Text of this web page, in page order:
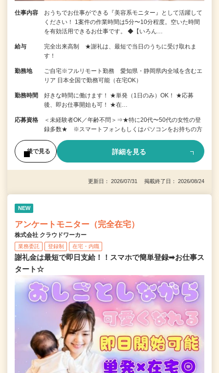
仕事内容
おうちでお仕事ができる『美容系モニター』として活躍して
ください！ 1案件の作業時間は5分〜10分程度。空いた時間
を有効活用できるお仕事です。 ◆【いろん…
給与
完全出来高制 ★謝礼は、最短で当日のうちに受け取れま
す！
勤務地
ご自宅※フルリモート勤務 愛知県・静岡県内全域を含むエ
リア 日本全国で勤務可能（在宅OK）
勤務時間
好きな時間に働けます！ ★単発（1日のみ）OK！ ★応募
後、即お仕事開始も可！ ★在…
応募資格
＜未経験者OK／年齢不問＞⇒★特に20代〜50代の女性の登
録多数★ ※スマートフォンもしくはパソコンをお持ちの方
後で見る 詳細を見る
更新日： 2026/07/31 掲載終了日： 2026/08/24
NEW
アンケートモニター（完全在宅）
株式会社 クラウドワーカー
業務委託 登録制 在宅・内職
謝礼金は最短で即日支給！！スマホで簡単登録➡お仕事ス
タート☆